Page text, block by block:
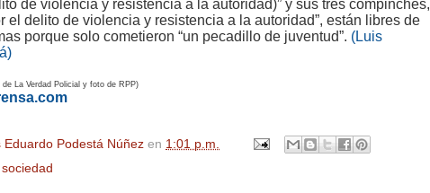
de violencia y resistencia a la autoridad)” y sus tres compinches,
el delito de violencia y resistencia a la autoridad”, están libres de
porque solo cometieron “un pecadillo de juventud”. (Luis
La Verdad Policial y foto de RPP)
Eduardo Podestá Núñez en 1:01 p.m.
sociedad